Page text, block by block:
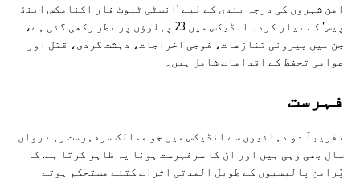
امن شہروں کی درجہ بندی کے لیے ’انسٹی ٹیوٹ فار اکنامکس اینڈ
پیس‘ کے تیار کردہ انڈیکس میں 23 پہلوؤں پر نظر رکھی گئی ہے،
جن میں بیرونی تنازعات، فوجی اخراجات، دہشت گردی، قتل اور
عوامی تحفظ کے اقدامات شامل ہیں۔
فہرست
تقریباً دو دہائیوں سے انڈیکس میں جو ممالک سرفہرست رہے رواں
سال بھی وہی ہیں اور ان کا سرفہرست ہونا یہ ظاہر کرتا ہے. کہ
پُرامن پالیسیوں کے طویل المدتی اثرات کتنے مستحکم ہوتے